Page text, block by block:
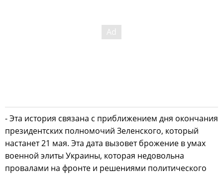
- Эта история связана с приближением дня окончания
президентских полномочий Зеленского, который
настанет 21 мая. Эта дата вызовет брожение в умах
военной элиты Украины, которая недовольна
провалами на фронте и решениями политического